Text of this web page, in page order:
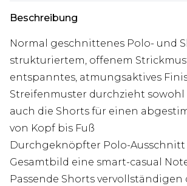
Beschreibung
Normal geschnittenes Polo- und
strukturiertem, offenem
entspanntes, atmungsaktives
Streifenmuster durchzieht sowohl
auch die Shorts für einen
von Kopf bis Fuß
Durchgeknöpfter Polo-Ausschnitt
Gesamtbild eine smart-casual
Passende Shorts vervollständigen